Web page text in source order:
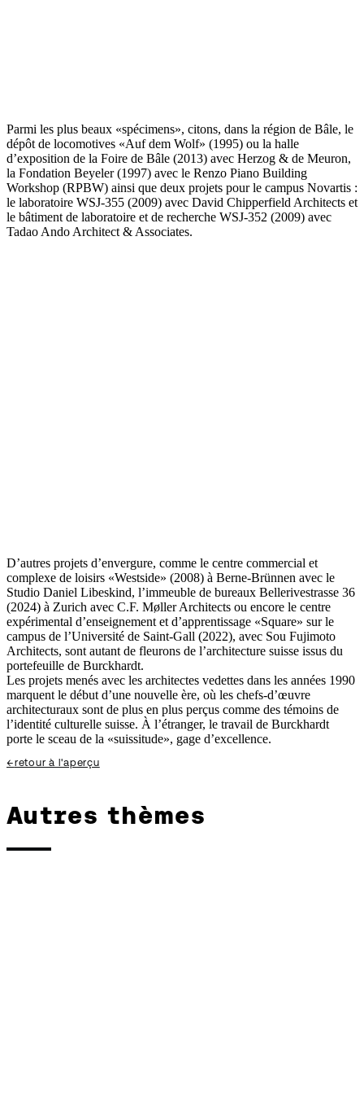
Parmi les plus beaux «spécimens», citons, dans la région de Bâle, le
dépôt de locomotives «Auf dem Wolf» (1995) ou la halle
d’exposition de la Foire de Bâle (2013) avec Herzog & de Meuron,
la Fondation Beyeler (1997) avec le Renzo Piano Building
Workshop (RPBW) ainsi que deux projets pour le campus Novartis :
le laboratoire WSJ-355 (2009) avec David Chipperfield Architects et
le bâtiment de laboratoire et de recherche WSJ-352 (2009) avec
Tadao Ando Architect & Associates.
D’autres projets d’envergure, comme le centre commercial et
complexe de loisirs «Westside» (2008) à Berne-Brünnen avec le
Studio Daniel Libeskind, l’immeuble de bureaux Bellerivestrasse 36
(2024) à Zurich avec C.F. Møller Architects ou encore le centre
expérimental d’enseignement et d’apprentissage «Square» sur le
campus de l’Université de Saint-Gall (2022), avec Sou Fujimoto
Architects, sont autant de fleurons de l’architecture suisse issus du
portefeuille de Burckhardt.
Les projets menés avec les architectes vedettes dans les années 1990
marquent le début d’une nouvelle ère, où les chefs-d’œuvre
architecturaux sont de plus en plus perçus comme des témoins de
l’identité culturelle suisse. À l’étranger, le travail de Burckhardt
porte le sceau de la «suissitude», gage d’excellence.
←retour à l'aperçu
Autres thèmes